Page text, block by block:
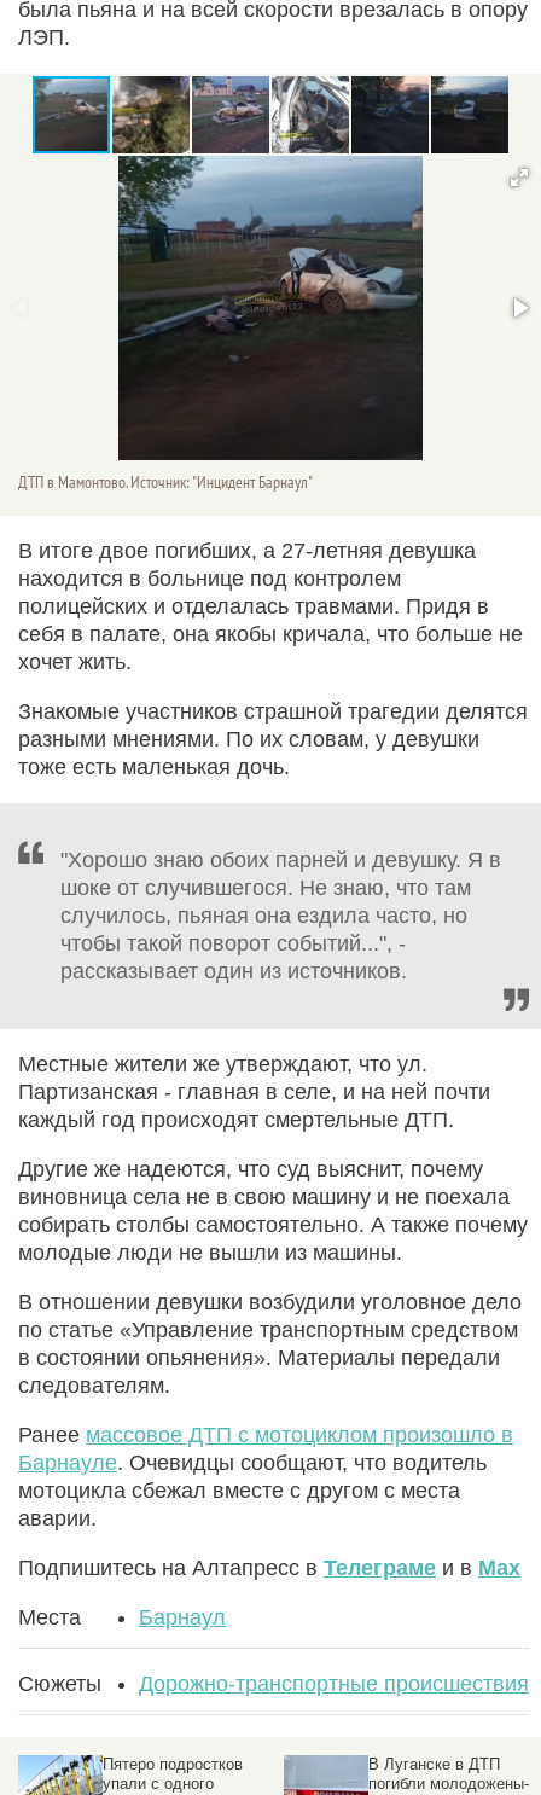
была пьяна и на всей скорости врезалась в опору
ЛЭП.
ДТП в Мамонтово. Источник: "Инцидент Барнаул"
В итоге двое погибших, а 27-летняя девушка
находится в больнице под контролем
полицейских и отделалась травмами. Придя в
себя в палате, она якобы кричала, что больше не
хочет жить.
Знакомые участников страшной трагедии делятся
разными мнениями. По их словам, у девушки
тоже есть маленькая дочь.
"Хорошо знаю обоих парней и девушку. Я в
шоке от случившегося. Не знаю, что там
случилось, пьяная она ездила часто, но
чтобы такой поворот событий...", -
рассказывает один из источников.
Местные жители же утверждают, что ул.
Партизанская - главная в селе, и на ней почти
каждый год происходят смертельные ДТП.
Другие же надеются, что суд выяснит, почему
виновница села не в свою машину и не поехала
собирать столбы самостоятельно. А также почему
молодые люди не вышли из машины.
В отношении девушки возбудили уголовное дело
по статье «Управление транспортным средством
в состоянии опьянения». Материалы передали
следователям.
Ранее массовое ДТП с мотоциклом произошло в
Барнауле. Очевидцы сообщают, что водитель
мотоцикла сбежал вместе с другом с места
аварии.
Подпишитесь на Алтапресс в Телеграме и в Max
Места Барнаул
Сюжеты Дорожно-транспортные происшествия
Пятеро подростков
упали с одного
В Луганске в ДТП
погибли молодожены-